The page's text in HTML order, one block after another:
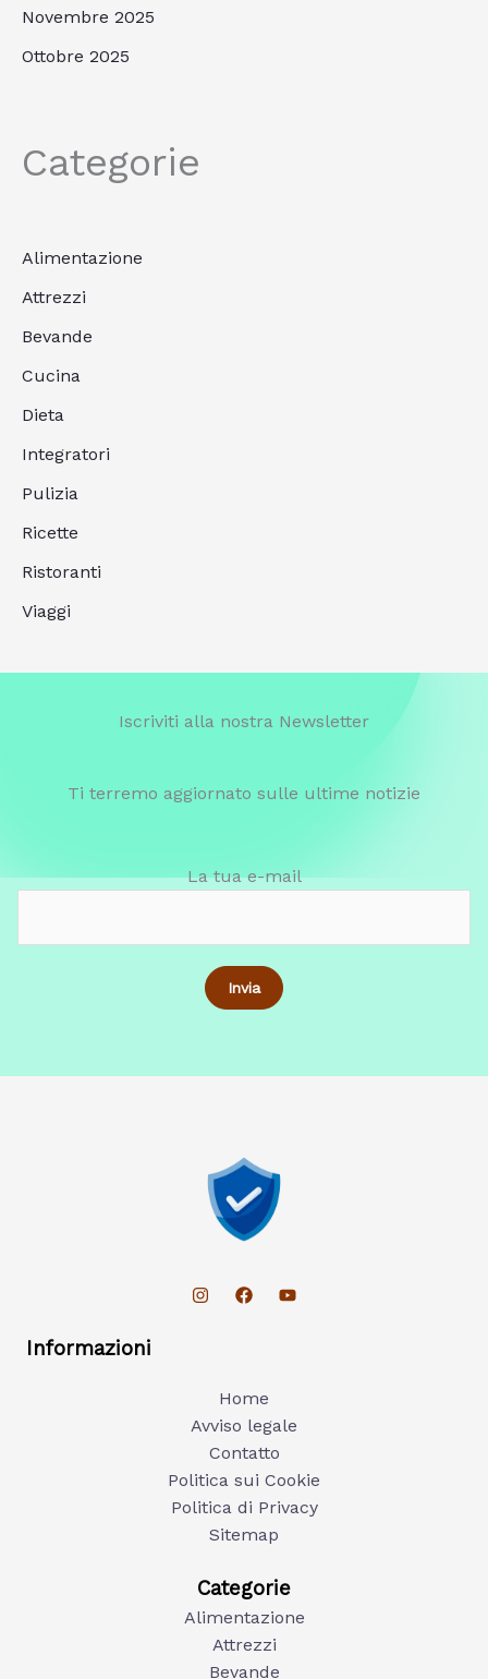
Novembre 2025
Ottobre 2025
Categorie
Alimentazione
Attrezzi
Bevande
Cucina
Dieta
Integratori
Pulizia
Ricette
Ristoranti
Viaggi
Iscriviti alla nostra Newsletter
Ti terremo aggiornato sulle ultime notizie
La tua e-mail
Informazioni
Home
Avviso legale
Contatto
Politica sui Cookie
Politica di Privacy
Sitemap
Categorie
Alimentazione
Attrezzi
Bevande